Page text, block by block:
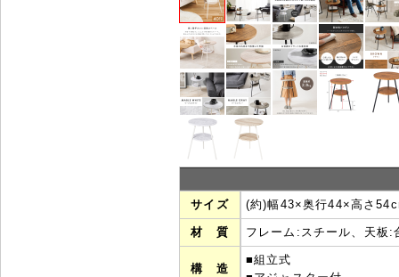
サイズ (約)幅43×奥行44×高さ
材 質 フレーム:スチール、天板:
構 造
■組立式